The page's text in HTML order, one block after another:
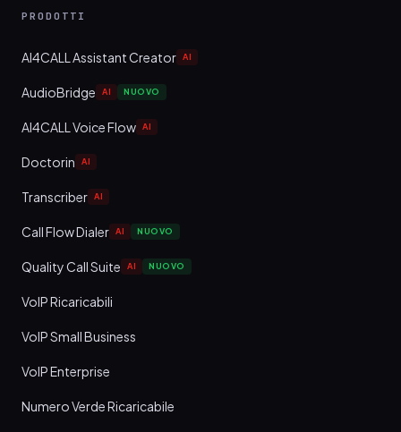
PRODOTTI
AI4CALL Assistant Creator AI
AudioBridge AI NUOVO
AI4CALL Voice Flow AI
Doctorin AI
Transcriber AI
Call Flow Dialer AI NUOVO
Quality Call Suite AI NUOVO
VoIP Ricaricabili
VoIP Small Business
VoIP Enterprise
Numero Verde Ricaricabile